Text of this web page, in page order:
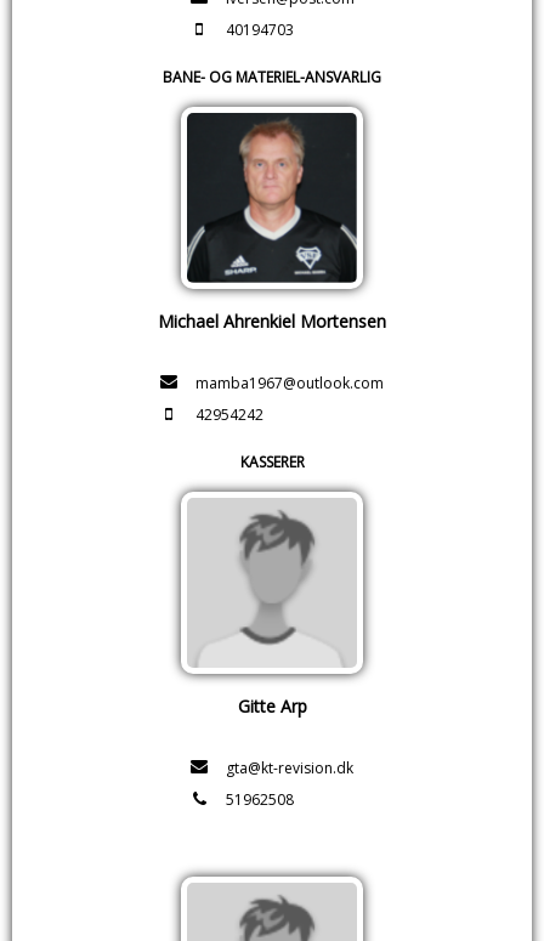
40194703
BANE- OG MATERIEL-ANSVARLIG
Michael Ahrenkiel Mortensen
mamba1967@outlook.com
42954242
KASSERER
Gitte Arp
gta@kt-revision.dk
51962508